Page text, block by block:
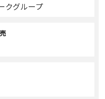
クグループ